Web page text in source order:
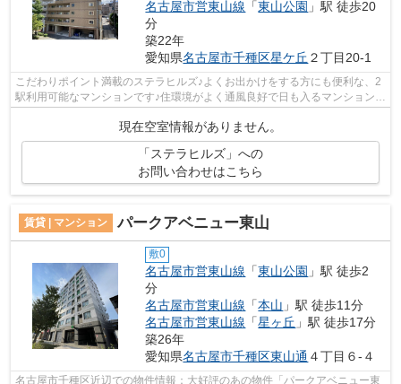
名古屋市営東山線 「東山公園 」駅 徒歩20
分
築22年
愛知県名古屋市千種区星ケ丘 ２丁目20-1
こだわりポイント満載のステラヒルズ♪よくお出かけをする方にも便利な、2
駅利用可能なマンションです♪住環境がよく通風良好で日も入るマンションを
ご提供します♪機械式駐車場がある物...
現在空室情報がありません。
「ステラヒルズ」への
お問い合わせはこちら
賃貸 | マンション パークアベニュー東山
敷0
名古屋市営東山線 「東山公園 」駅 徒歩2
分
名古屋市営東山線 「本山 」駅 徒歩11分
名古屋市営東山線 「星ヶ丘 」駅 徒歩17分
築26年
愛知県名古屋市千種区東山通 ４丁目６-４
名古屋市千種区近辺での物件情報：大好評のあの物件「パークアベニュー東